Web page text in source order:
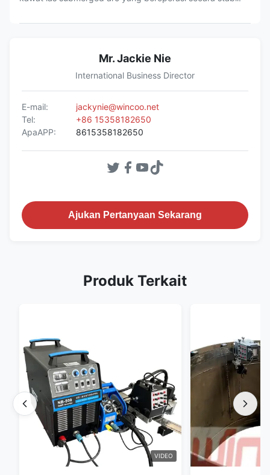
Mr. Jackie Nie
International Business Director
E-mail:
jackynie@wincoo.net
Tel:
+86 15358182650
ApaAPP:
8615358182650
Ajukan Pertanyaan Sekarang
Produk Terkait
VIDEO